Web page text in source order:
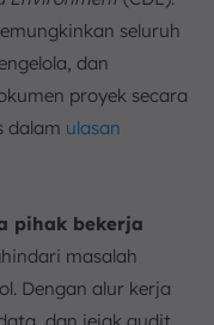
seluruh
dan
proyek secara
dalam ulasan
pihak bekerja
masalah
Dengan alur kerja
dan jejak audit